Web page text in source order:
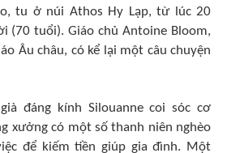
tu ở núi Athos Hy Lạp, từ lúc 20
(70 tuổi). Giáo chủ Antoine Bloom,
Âu châu, có kể lại một câu chuyện
đáng kính Silouanne coi sóc cơ
xưởng có một số thanh niên nghèo
để kiếm tiền giúp gia đình. Một